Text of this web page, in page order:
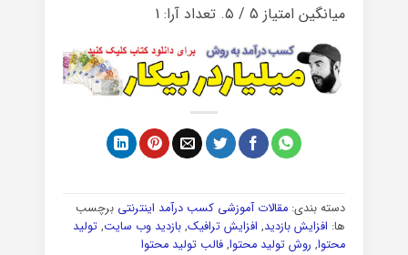
میانگین امتیاز 5/ ۵. تعداد آرا: 1
دسته بندی: مقالات آموزشی کسب درآمد اینترنتی برچسب
ها: افزایش بازدید, افزایش ترافیک, بازدید وب سایت, تولید
محتوا, روش تولید محتوا, فالب تولید محتوا